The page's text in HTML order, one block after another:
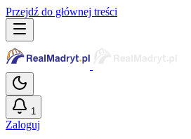
Przejdź do głównej treści
1
Zaloguj